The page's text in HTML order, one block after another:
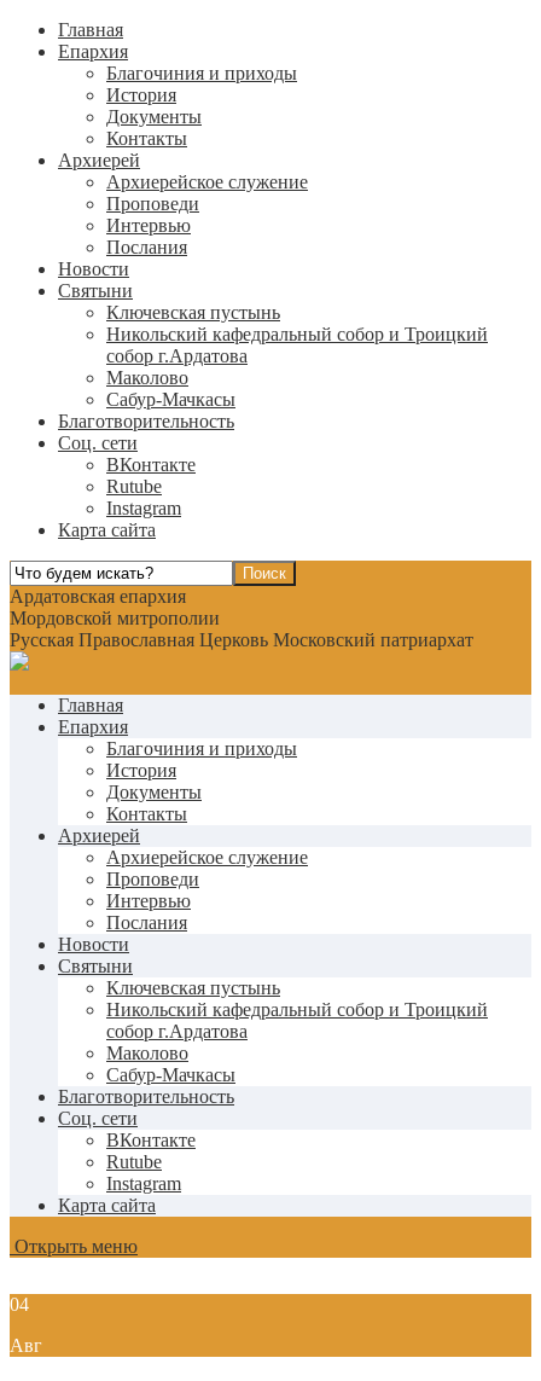
Главная
Епархия
Благочиния и приходы
История
Документы
Контакты
Архиерей
Архиерейское служение
Проповеди
Интервью
Послания
Новости
Святыни
Ключевская пустынь
Никольский кафедральный собор и Троицкий
собор г.Ардатова
Маколово
Сабур-Мачкасы
Благотворительность
Соц. сети
ВКонтакте
Rutube
Instagram
Карта сайта
Ардатовская епархия
Мордовской митрополии
Русская Православная Церковь Московский патриархат
Главная
Епархия
Благочиния и приходы
История
Документы
Контакты
Архиерей
Архиерейское служение
Проповеди
Интервью
Послания
Новости
Святыни
Ключевская пустынь
Никольский кафедральный собор и Троицкий
собор г.Ардатова
Маколово
Сабур-Мачкасы
Благотворительность
Соц. сети
ВКонтакте
Rutube
Instagram
Карта сайта
Открыть меню
04
Авг